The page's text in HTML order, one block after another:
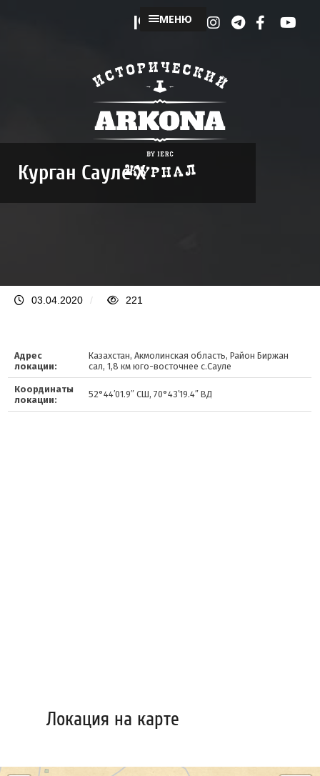
МЕНЮ
Курган Сауле X
03.04.2020 / 221
Адрес
локации:
Казахстан, Акмолинская область, Район Биржан
сал, 1,8 км юго-восточнее с.Сауле
Координаты
локации:
52°44′01.9″ СШ, 70°43′19.4″ ВД
Локация на карте